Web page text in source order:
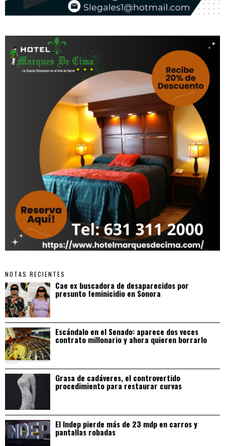
NOTAS RECIENTES
Cae ex buscadora de desaparecidos por
presunto feminicidio en Sonora
Escándalo en el Senado: aparece dos veces
contrato millonario y ahora quieren borrarlo
Grasa de cadáveres, el controvertido
procedimiento para restaurar curvas
El Indep pierde más de 23 mdp en carros y
pantallas robadas